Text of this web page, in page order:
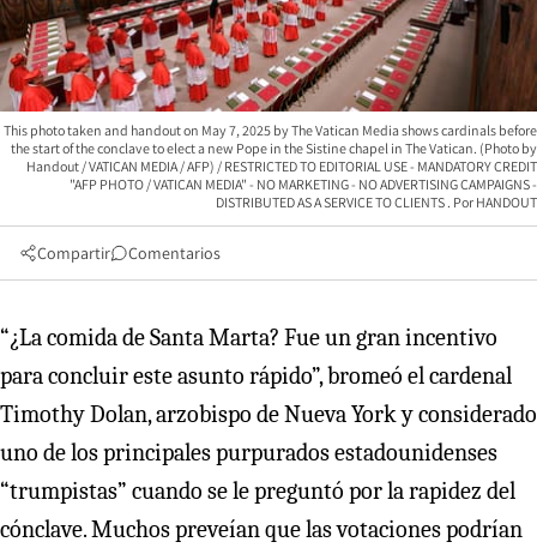
This photo taken and handout on May 7, 2025 by The Vatican Media shows cardinals before
the start of the conclave to elect a new Pope in the Sistine chapel in The Vatican. (Photo by
Handout / VATICAN MEDIA / AFP) / RESTRICTED TO EDITORIAL USE - MANDATORY CREDIT
"AFP PHOTO / VATICAN MEDIA" - NO MARKETING - NO ADVERTISING CAMPAIGNS -
DISTRIBUTED AS A SERVICE TO CLIENTS
HANDOUT
Compartir Comentarios
“¿La comida de Santa Marta? Fue un gran incentivo
para concluir este asunto rápido”, bromeó el cardenal
Timothy Dolan, arzobispo de Nueva York y considerado
uno de los principales purpurados estadounidenses
“trumpistas” cuando se le preguntó por la rapidez del
cónclave. Muchos preveían que las votaciones podrían